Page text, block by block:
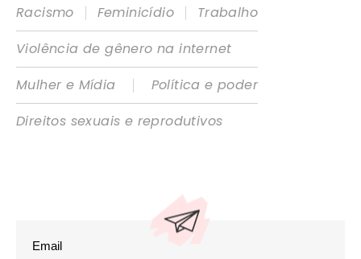
Racismo
| Feminicídio |
Trabalho
Violência de gênero na internet
Mulher e Mídia
|
Política e poder
Direitos sexuais e reprodutivos